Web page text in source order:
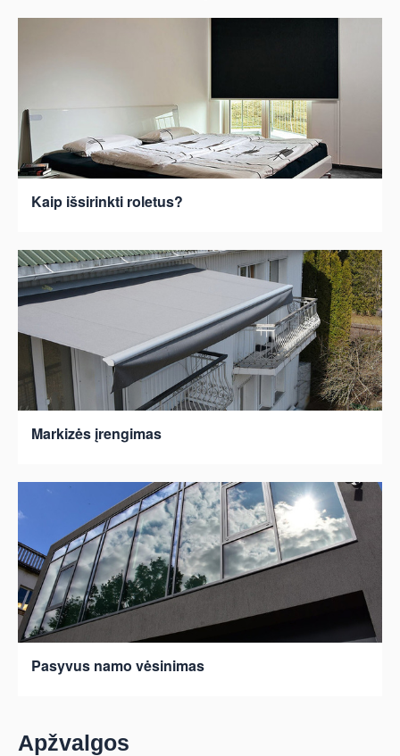
Kaip išsirinkti roletus?
Markizės įrengimas
Pasyvus namo vėsinimas
Apžvalgos